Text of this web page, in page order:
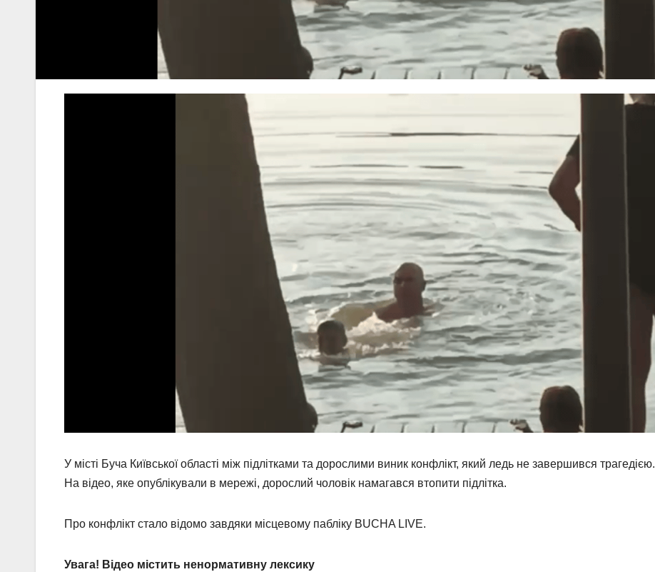
У місті Буча Київської області між підлітками та дорослими виник конфлікт, який ледь не завершився трагедією.
На відео, яке опублікували в мережі, дорослий чоловік намагався втопити підлітка.
Про конфлікт стало відомо завдяки місцевому пабліку BUCHA LIVE.
Увага! Відео містить ненормативну лексику